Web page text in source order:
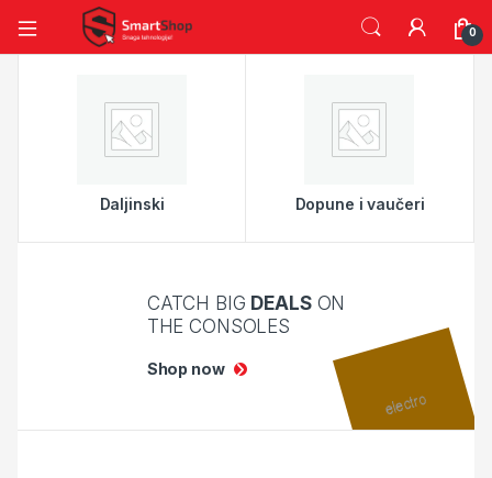
0
Daljinski Dopune i vaučeri
CATCH BIG DEALSON
THE CONSOLES
Shop now